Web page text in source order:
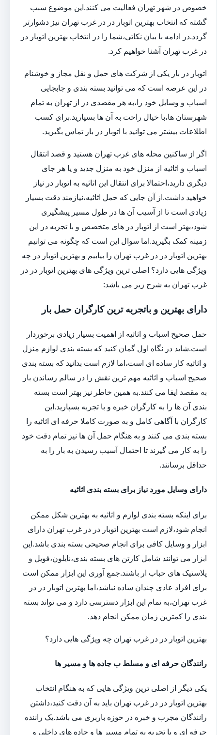
خصوص در شهر تهران فعالیت می کنند.این موضوع سبب
گشته که انتخاب بهترین اتوبار در در غرب تهران نیز دشوارتر
گردد.در ادامه با بیان نکاتی،شما را در انتخاب بهترین اتوبار در
در غرب تهران آشنا خواهیم کرد.
اتوبار در بار یکی از شرکت های حمل و نقل مجاز و خوشنام
در این عرصه است که می توانید بسته بندی و جابجایی
اسباب و وسایل خود را،به هر مقصدی در از تهران به تمام
شهرستان ها،با خیال راحت به آن ها بسپارید.برای کسب
اطلاعات بیشتر می توانید با اتوبار در بار تماس بگیرید.
اگر از ساکنین محله های غرب تهران هستید و قصد انتقال
اسباب و اثاثیه از منزل خود به منزل جدید و یا هر جای
دیگری دارید،احتمالا برای انتقال این اثاثیه به اتوبار در نیاز
خواهید داشت.از آن جایی که حمل اثاثیه،نیازمند دقت بسیار
زیادی است تا از آسیب آن ها در طول مسیر پیشگیری
شود،بهتر است از اتوبار در های متخصص و با تجربه در این
زمینه کمک بگیرید.اما سوال این است که چگونه می توانیم
بهترین اتوبار در در غرب تهران را بیابیم و بهترین اتوبار در چه
ویژگی هایی دارد؟ اصلی ترین ویژگی های بهترین اتوبار در در
غرب تهران به شرح زیر می باشد:
دارای بهترین و باتجربه ترین کارگران حمل بار
حمل صحیح اسباب و اثاثیه از اهمیت بسیار زیادی برخوردار
است.شاید در نگاه اول گمان کنید که بسته بندی لوازم منزل
و اثاثیه کار ساده ای است،اما لازم است بدانید که بسته بندی
صحیح اسباب و اثاثیه مهم ترین نقش را در سالم رساندن بار
به مقصد ایفا می کنند.به همین خاطر نیز بهتر است بسته
بندی آن ها را به کارگران خبره و با تجربه بسپارید.این
کارگران با آگاهی کامل و به صورت کاملا حرفه ای اثاثیه را
بسته بندی می کنند و به هنگام حمل آن ها نیز تمام دقت خود
را به کار می گیرند تا احتمال آسیب رسیدن به بار را به
حداقل برسانند.
دارای وسایل مورد نیاز برای بسته بندی اثاثیه
برای اینکه بسته بندی لوازم و اثاثیه به بهترین شکل ممکن
انجام شود،لازم است بهترین اتوبار در در غرب تهران دارای
ابزار و وسایل کافی برای انجام صحیحی بسته بندی باشد.این
ابزار می توانند شامل کارتن های بسته بندی،نایلون،فویل و
پلاستیک های حباب ار باشند.جمع آوری این ابزار ممکن است
برای افراد عادی چندان ساده نباشد،اما بهترین اتوبار در در
غرب تهران،به تمام این ابزار دسترسی دارد و می تواند بسته
بندی را کمترین زمان ممکن انجام دهد.
بهترین اتوبار در در غرب تهران چه ویژگی هایی دارد؟
رانندگان حرفه ای و مسلط ب جاده ها و مسیر ها
یکی دیگر از اصلی ترین ویژگی هایی که به هنگام انتخاب
بهترین اتوبار در در غرب تهران باید به آن دقت کنید،داشتن
رانندگان مجرب و خبره در حوزه باربری می باشد.یک راننده
حرفه ای و با تجربه به تمام مسیر ها و جاده های داخلی و